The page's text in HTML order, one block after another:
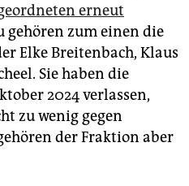
erneut
gehören zum einen die
Elke Breitenbach, Klaus
Sie haben die
2024 verlassen,
zu wenig gegen
der Fraktion aber